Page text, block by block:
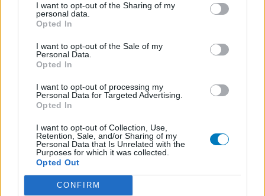
I want to opt-out of the Sharing of my
personal data.
Opted In
I want to opt-out of the Sale of my
Personal Data.
Opted In
I want to opt-out of processing my
Personal Data for Targeted Advertising.
Opted In
I want to opt-out of Collection, Use,
Retention, Sale, and/or Sharing of my
Personal Data that Is Unrelated with the
Purposes for which it was collected.
Opted Out
CONFIRM
génération.. tout allait bien ! Passage au Levothyrox
nouvelle génération, 3mois de prise et je me suis
retrouvée aux urgences !! arrêt du traitement.. passage
au L -thyroxine, difficultés à doser, TSH en montagne
russe et depuis 1 an, malaise, vomissements,
palpitations, t
votre avis 1 Réaction
L-Thyroxin Henning
22/01/2022 | Femme | 59
lévothyroxine sodique (112,5)
Hypothyroïdie